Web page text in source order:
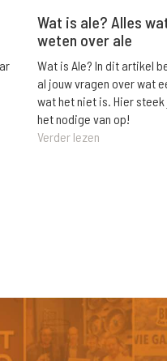
Wat is ale? Alles
weten over ale
Wat is Ale? In dit artikel
al jouw vragen over wat
wat het niet is. Hier
het nodige van op!
Verder lezen